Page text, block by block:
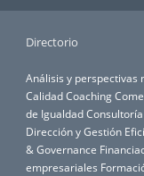
Directorio
Análisis y perspectivas
CalidadCoaching
de Igualdad
Dirección y Gestión
& Governance
empresariales